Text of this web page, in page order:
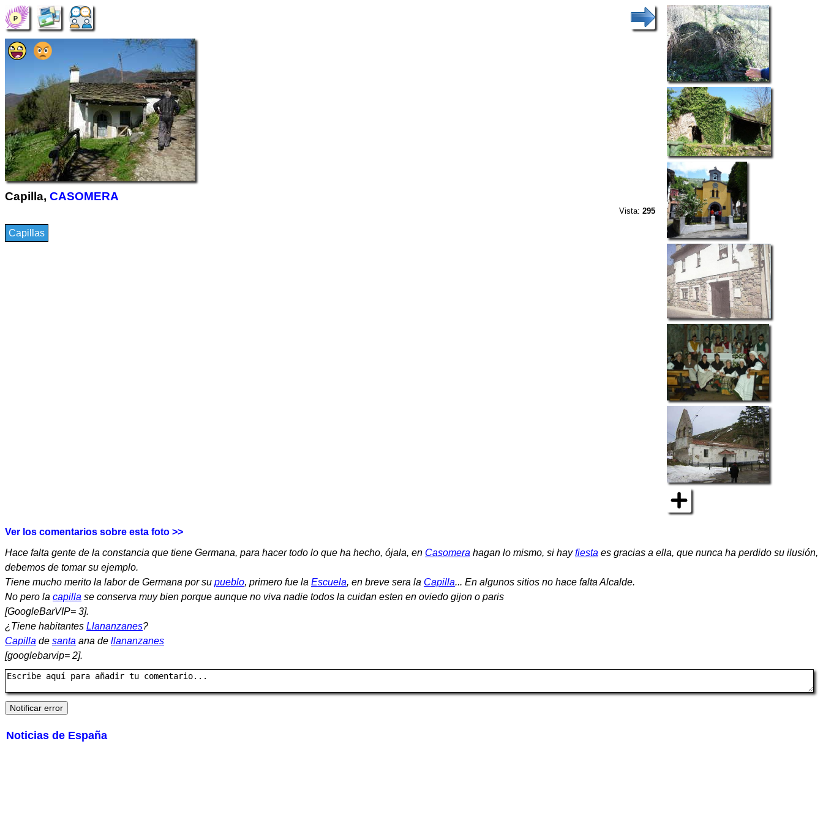
Capilla, CASOMERA
Vista:295
Capillas
Ver los comentarios sobre esta foto >>
Hace falta gente de la constancia que tiene Germana, para hacer todo lo que ha hecho, ójala, en Casomera hagan lo mismo, si hayfiesta es gracias a ella, que nunca ha perdido su ilusión,
debemos de tomar su ejemplo.
Tiene mucho merito la labor de Germana por su pueblo, primero fue la Escuela, en breve sera la Capilla... En algunos sitios no hace falta Alcalde.
No pero la capilla se conserva muy bien porque aunque no viva nadie todos la cuidan esten en oviedo gijon o paris
[GoogleBarVIP= 3].
¿Tiene habitantes Llananzanes?
Capilla de santa ana de llananzanes
[googlebarvip= 2].
Noticias de España